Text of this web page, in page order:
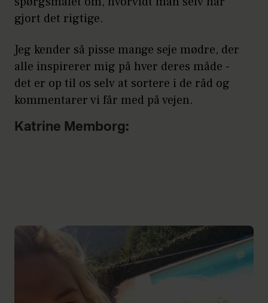
gjort det rigtige.
Jeg kender så pisse mange seje mødre, der
alle inspirerer mig på hver deres måde -
det er op til os selv at sortere i de råd og
kommentarer vi får med på vejen.
Katrine Memborg: